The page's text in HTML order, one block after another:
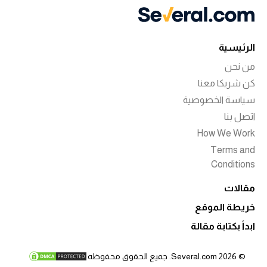
© 2026 Several.com. جميع الحقوق محفوظه
الرئيسية
من نحن
كن شريكا معنا
سياسة الخصوصية
اتصل بنا
How We Work
Terms and
Conditions
مقالات
خريطة الموقع
ابدأ بكتابة مقالة